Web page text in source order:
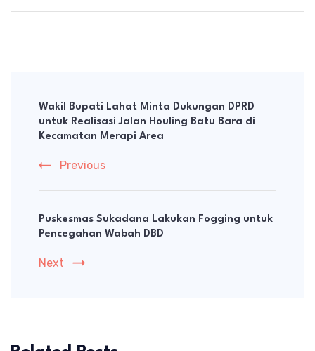
Navigation
Wakil Bupati Lahat Minta Dukungan DPRD
untuk Realisasi Jalan Houling Batu Bara di
Kecamatan Merapi Area
Previous
Puskesmas Sukadana Lakukan Fogging untuk
Pencegahan Wabah DBD
Next